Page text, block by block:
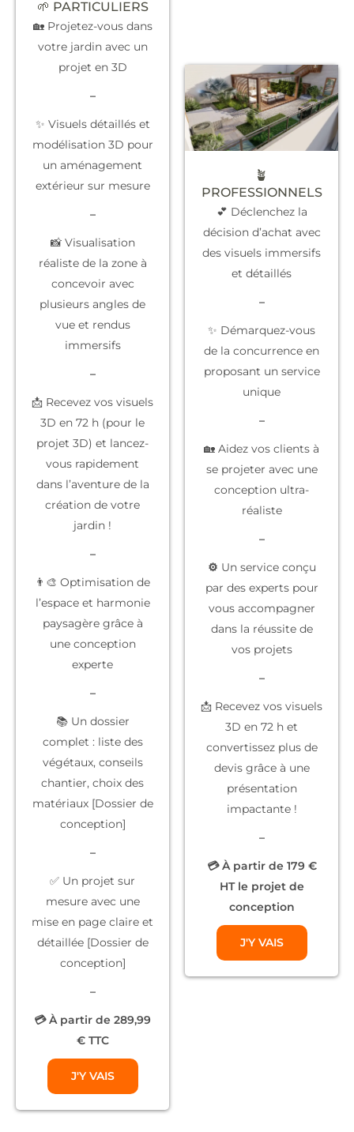
🌱 PARTICULIERS
🏡 Projetez-vous dans
votre jardin avec un
projet en 3D
–
✨ Visuels détaillés et
modélisation 3D pour
un aménagement
extérieur sur mesure
–
📸 Visualisation
réaliste de la zone à
concevoir avec
plusieurs angles de
vue et rendus
immersifs
–
📩 Recevez vos visuels
3D en 72 h (pour le
projet 3D) et lancez-
vous rapidement
dans l’aventure de la
création de votre
jardin !
–
👨‍🎨 Optimisation de
l’espace et harmonie
paysagère grâce à
une conception
experte
–
📚 Un dossier
complet : liste des
végétaux, conseils
chantier, choix des
matériaux [Dossier de
conception]
–
✅ Un projet sur
mesureavec une
mise en page claire et
détaillée [Dossier de
conception]
–
💳 À partir de 289,99
€ TTC
J'Y VAIS
🪴
PROFESSIONNELS
💕 Déclenchez la
décision d’achat avec
des visuels immersifs
et détaillés
–
✨ Démarquez-vous
de la concurrence en
proposant un service
unique
–
🏡 Aidez vos clients à
se projeter avec une
conception ultra-
réaliste
–
⚙️ Un service conçu
par des expertspour
vous accompagner
dans la réussite de
vos projets
–
📩 Recevez vos visuels
3D en 72 h et
convertissez plus de
devis grâce à une
présentation
impactante !
–
💳 À partir de 179 €
HT le projet de
conception
J'Y VAIS